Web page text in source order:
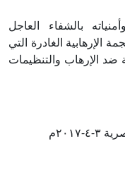
بالشفاء العاجل
الإرهابية الغادرة التي
ضد الإرهاب والتنظيمات